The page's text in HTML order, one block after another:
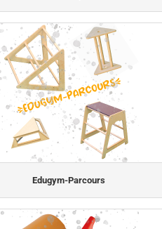
Edugym-Parcours